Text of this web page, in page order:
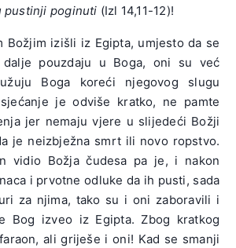
pustinji poginuti (Izl 14,11-12)!
Božjim izišli iz Egipta, umjesto da se
pouzdaju u Boga, oni su već
Boga koreći njegovog slugu
je odviše kratko, ne pamte
jer nemaju vjere u slijedeći Božji
je neizbježna smrt ili novo ropstvo.
vidio Božja čudesa pa je, i nakon
i prvotne odluke da ih pusti, sada
za njima, tako su i oni zaboravili i
Bog izveo iz Egipta. Zbog kratkog
ali griješe i oni! Kad se smanji